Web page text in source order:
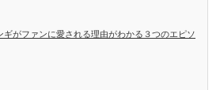
ギがファンに愛される理由がわかる３つのエピソ